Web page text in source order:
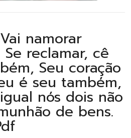
namorar
reclamar, cê
Seu coração
é seu também,
nós dois não
de bens.